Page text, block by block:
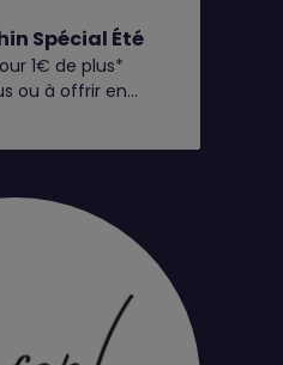
Spécial Été
1€ de plus*
ou à offrir en